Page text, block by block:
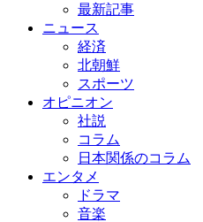
最新記事
ニュース
経済
北朝鮮
スポーツ
オピニオン
社説
コラム
日本関係のコラム
エンタメ
ドラマ
音楽